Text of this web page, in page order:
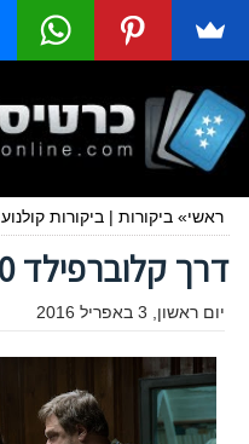
ראשי» ביקורות | ביקורות קולנוע
דרך קלוברפילד 10 - ביקורת
יום ראשון, 3 באפריל 2016